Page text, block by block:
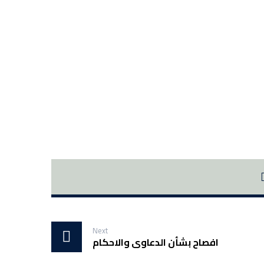
Next
افصاح بشأن الدعاوى والاحكام